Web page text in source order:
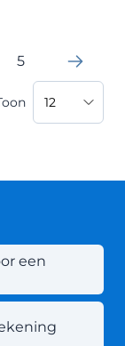
Pagina
5
een